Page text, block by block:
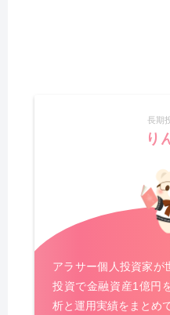
長期
り
アラサー個人投資家が
投資で金融資産1億円
析と運用実績をまとめ